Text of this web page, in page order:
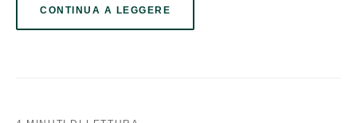
CONTINUA A LEGGERE